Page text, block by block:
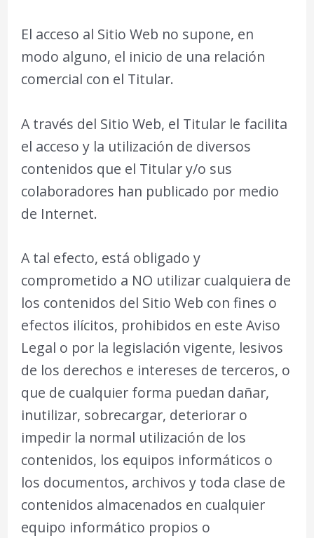
El acceso al Sitio Web no supone, en
modo alguno, el inicio de una relación
comercial con el Titular.
A través del Sitio Web, el Titular le facilita
el acceso y la utilización de diversos
contenidos que el Titular y/o sus
colaboradores han publicado por medio
de Internet.
A tal efecto, está obligado y
comprometido a NO utilizar cualquiera de
los contenidos del Sitio Web con fines o
efectos ilícitos, prohibidos en este Aviso
Legal o por la legislación vigente, lesivos
de los derechos e intereses de terceros, o
que de cualquier forma puedan dañar,
inutilizar, sobrecargar, deteriorar o
impedir la normal utilización de los
contenidos, los equipos informáticos o
los documentos, archivos y toda clase de
contenidos almacenados en cualquier
equipo informático propios o